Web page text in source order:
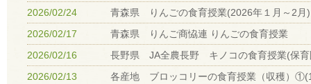
2026/02/24
青森県 りんごの食育授業(2026年１月～2月)
2026/02/17
青森県 りんご商恊連 りんごの食育授業
2026/02/16
長野県 JA全農長野 キノコの食育授業(保育
2026/02/13
各産地 ブロッコリーの食育授業（収穫）